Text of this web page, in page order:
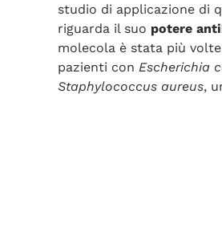
studio di applicazione di
riguarda il suo potere
molecola è stata più
pazienti con Escherichia
Staphylococcus aureus,